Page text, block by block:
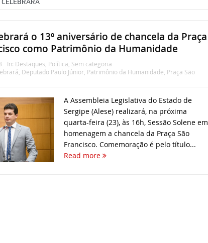
o 13º aniversário de chancela da Praça
como Patrimônio da Humanidade
In: Destaques Política Sem categoria
Deputado Paulo Júnior, Patrimônio da Humanidade Praça São
A Assembleia Legislativa do Estado de
Sergipe (Alese) realizará, na próxima
quarta-feira (23), às 16h, Sessão Solene em
homenagem a chancela da Praça São
Francisco. Comemoração é pelo título...
Read more